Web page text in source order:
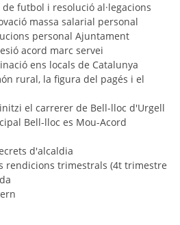
futbol i resolució al·legacions
massa salarial personal
personal Ajuntament
acord marc servei
ens locals de Catalunya
rural, la figura del pagés i el
el carrerer de Bell-lloc d'Urgell
Bell-lloc es Mou-Acord
d'alcaldia
rendicions trimestrals (4t trimestre